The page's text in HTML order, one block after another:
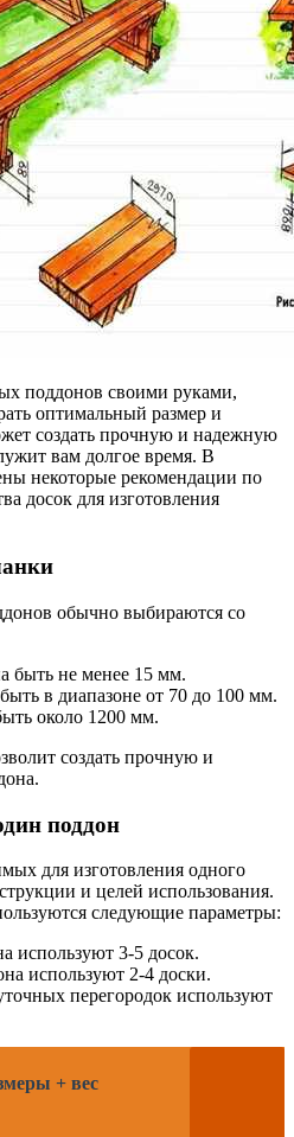
поддонов своими руками,
оптимальный размер и
создать прочную и надежную
вам долгое время. В
некоторые рекомендации по
досок для изготовления
обычно выбираются со
быть не менее 15 мм.
в диапазоне от 70 до 100 мм.
около 1200 мм.
создать прочную и
поддон
для изготовления одного
и целей использования.
следующие параметры:
используют 3-5 досок.
используют 2-4 доски.
перегородок используют
+ вес